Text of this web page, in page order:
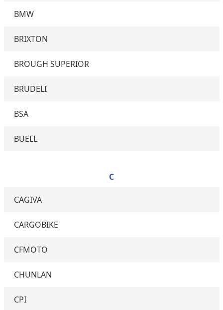
BMW
BRIXTON
BROUGH SUPERIOR
BRUDELI
BSA
BUELL
C
CAGIVA
CARGOBIKE
CFMOTO
CHUNLAN
CPI